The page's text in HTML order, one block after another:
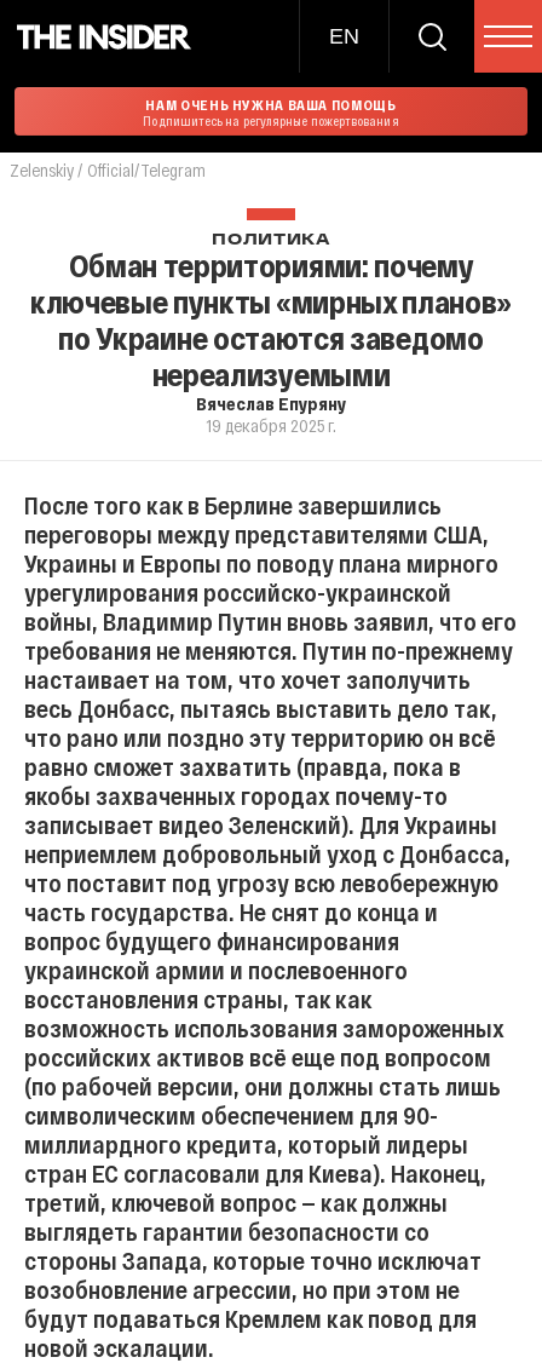
EN
НАМ ОЧЕНЬ НУЖНА ВАША ПОМОЩЬ
Подпишитесь на регулярные пожертвования
Zelenskiy / Official/Telegram
ПОЛИТИКА
Обман территориями: почему
ключевые пункты «мирных планов»
по Украине остаются заведомо
нереализуемыми
Вячеслав Епуряну
19 декабря 2025 г.
После того как в Берлине завершились
переговоры между представителями США,
Украины и Европы по поводу плана мирного
урегулирования российско-украинской
войны, Владимир Путин вновь заявил, что его
требования не меняются. Путин по-прежнему
настаивает на том, что хочет заполучить
весь Донбасс, пытаясь выставить дело так,
что рано или поздно эту территорию он всё
равно сможет захватить (правда, пока в
якобы захваченных городах почему-то
записывает видео Зеленский). Для Украины
неприемлем добровольный уход с Донбасса,
что поставит под угрозу всю левобережную
часть государства. Не снят до конца и
вопрос будущего финансирования
украинской армии и послевоенного
восстановления страны, так как
возможность использования замороженных
российских активов всё еще под вопросом
(по рабочей версии, они должны стать лишь
символическим обеспечением для 90-
миллиардного кредита, который лидеры
стран ЕС согласовали для Киева). Наконец,
третий, ключевой вопрос — как должны
выглядеть гарантии безопасности со
стороны Запада, которые точно исключат
возобновление агрессии, но при этом не
будут подаваться Кремлем как повод для
новой эскалации.